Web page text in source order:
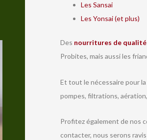
Les Sansai
Les Yonsai (et plus)
Des nourritures de qualité
Probites, mais aussi les
Et tout le nécessaire pour la
pompes, filtrations,
Profitez également de nos
contacter, nous serons